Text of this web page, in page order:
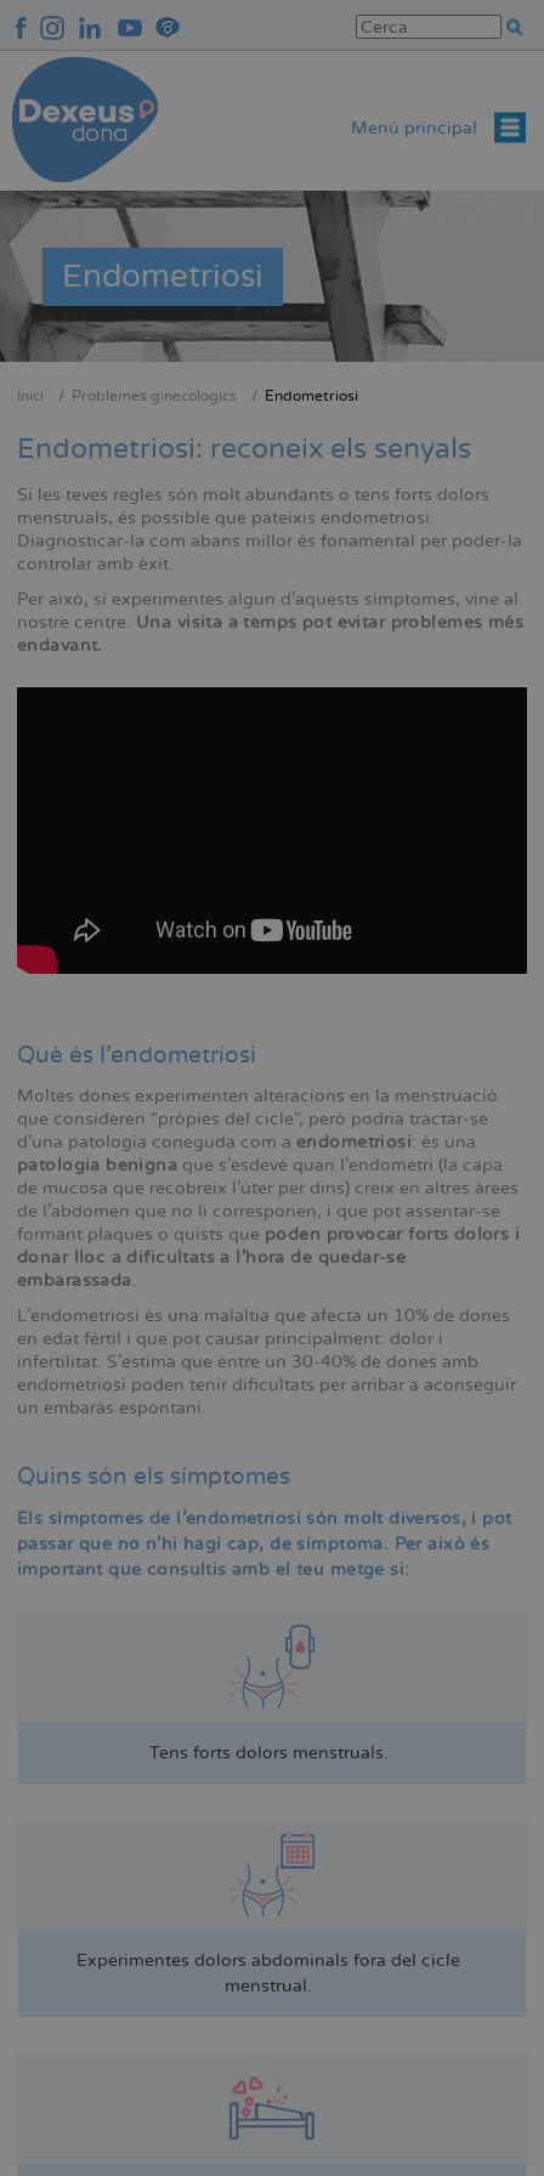
contingut
Menú principal
Endometriosi
d'Ariadna
Inici Problemes ginecològics Endometriosi
Endometriosi: reconeix els senyals
Si les teves regles són molt abundants o tens forts dolors
menstruals, és possible que pateixis endometriosi.
Diagnosticar-la com abans millor és fonamental per poder-la
controlar amb èxit.
Per això, si experimentes algun d'aquests símptomes, vine al
nostre centre. Una visita a temps pot evitar problemes més
endavant.
Què és l'endometriosi
Moltes dones experimenten alteracions en la menstruació
que consideren “pròpies del cicle”, però podria tractar-se
d'una patologia coneguda com a endometriosi: és una
patologia benigna que s'esdevé quan l'endometri (la capa
de mucosa que recobreix l'úter per dins) creix en altres àrees
de l'abdomen que no li corresponen, i que pot assentar-se
formant plaques o quists que poden provocar forts dolors i
donar lloc a dificultats a l'hora de quedar-se
embarassada.
L'endometriosi és una malaltia que afecta un 10% de dones
en edat fèrtil i que pot causar principalment: dolor i
infertilitat. S'estima que entre un 30-40% de dones amb
endometriosi poden tenir dificultats per arribar a aconseguir
un embaràs espontani.
Quins són els símptomes
Els símptomes de l'endometriosi són molt diversos, i pot
passar que no n'hi hagi cap, de símptoma. Per això és
important que consultis amb el teu metge si:
Tens forts dolors menstruals.
Experimentes dolors abdominals fora del cicle
menstrual.